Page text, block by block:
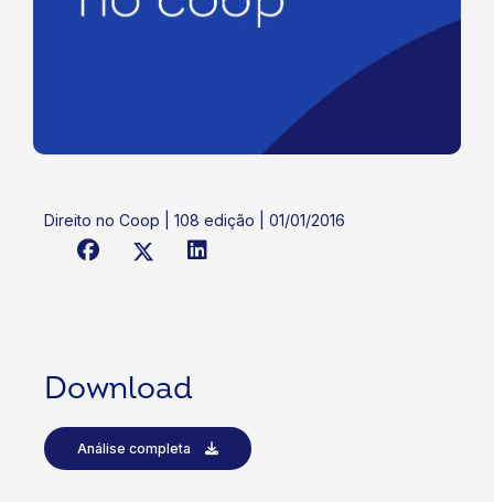
Direito no Coop | 108 edição | 01/01/2016
Download
Análise completa